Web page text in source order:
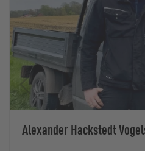
Alexander Hackstedt